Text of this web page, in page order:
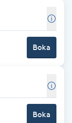
Boka
Boka